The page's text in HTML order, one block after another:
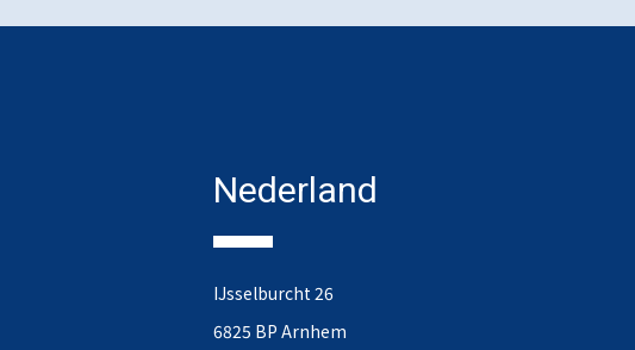
Nederland
IJsselburcht 26
6825 BP Arnhem